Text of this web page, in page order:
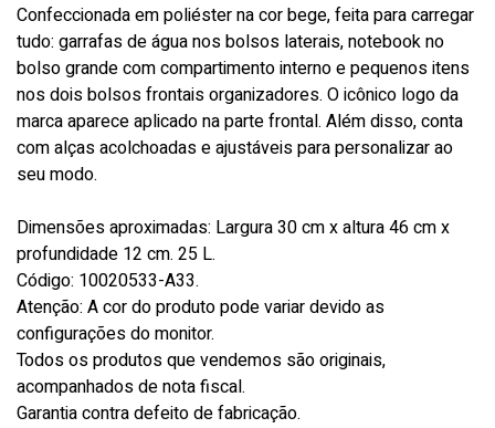
Confeccionada em poliéster na cor bege, feita para carregar
tudo: garrafas de água nos bolsos laterais, notebook no
bolso grande com compartimento interno e pequenos itens
nos dois bolsos frontais organizadores. O icônico logo da
marca aparece aplicado na parte frontal. Além disso, conta
com alças acolchoadas e ajustáveis para personalizar ao
seu modo.
Dimensões aproximadas: Largura 30 cm x altura 46 cm x
profundidade 12 cm. 25 L.
Código: 10020533-A33.
Atenção: A cor do produto pode variar devido as
configurações do monitor.
Todos os produtos que vendemos são originais,
acompanhados de nota fiscal.
Garantia contra defeito de fabricação.